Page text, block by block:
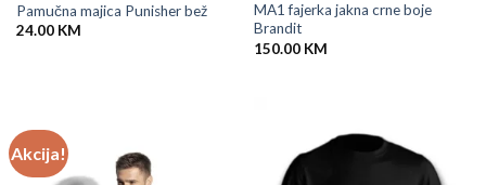
Pamučna majica Punisher bež
24.00 KM
MA1 fajerka jakna crne boje
Brandit
150.00 KM
Akcija!